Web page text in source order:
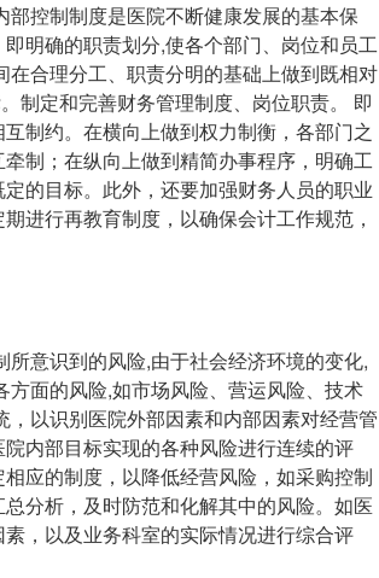
控制制度是医院不断健康发展的基本保
明确的职责划分,使各个部门、岗位和员工
合理分工、职责分明的基础上做到既相对
制定和完善财务管理制度、岗位职责。 即
制约。在横向上做到权力制衡，各部门之
制；在纵向上做到精简办事程序，明确工
的目标。此外，还要加强财务人员的职业
进行再教育制度，以确保会计工作规范，
意识到的风险,由于社会经济环境的变化,
面的风险,如市场风险、营运风险、技术
以识别医院外部因素和内部因素对经营管
内部目标实现的各种风险进行连续的评
应的制度，以降低经营风险，如采购控制
分析，及时防范和化解其中的风险。如医
，以及业务科室的实际情况进行综合评